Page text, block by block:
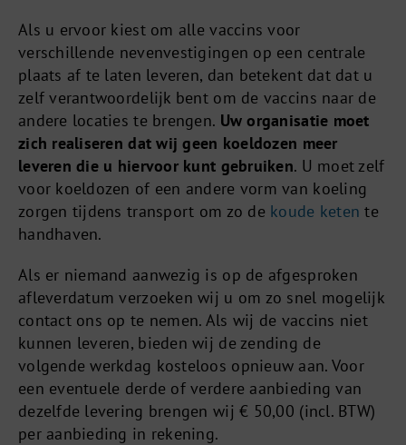
Als u ervoor kiest om alle vaccins voor
verschillende nevenvestigingen op een centrale
plaats af te laten leveren, dan betekent dat dat u
zelf verantwoordelijk bent om de vaccins naar de
andere locaties te brengen. Uw organisatie moet
zich realiseren dat wij geen koeldozen meer
leveren die u hiervoor kunt gebruiken. U moet zelf
voor koeldozen of een andere vorm van koeling
zorgen tijdens transport om zo de koude keten te
handhaven.
Als er niemand aanwezig is op de afgesproken
afleverdatum verzoeken wij u om zo snel mogelijk
contact ons op te nemen. Als wij de vaccins niet
kunnen leveren, bieden wij de zending de
volgende werkdag kosteloos opnieuw aan. Voor
een eventuele derde of verdere aanbieding van
dezelfde levering brengen wij € 50,00 (incl. BTW)
per aanbieding in rekening.